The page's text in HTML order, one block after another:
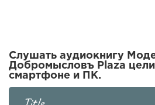
Слушать аудиокнигу
Добромысловъ Plaza
смартфоне и ПК.